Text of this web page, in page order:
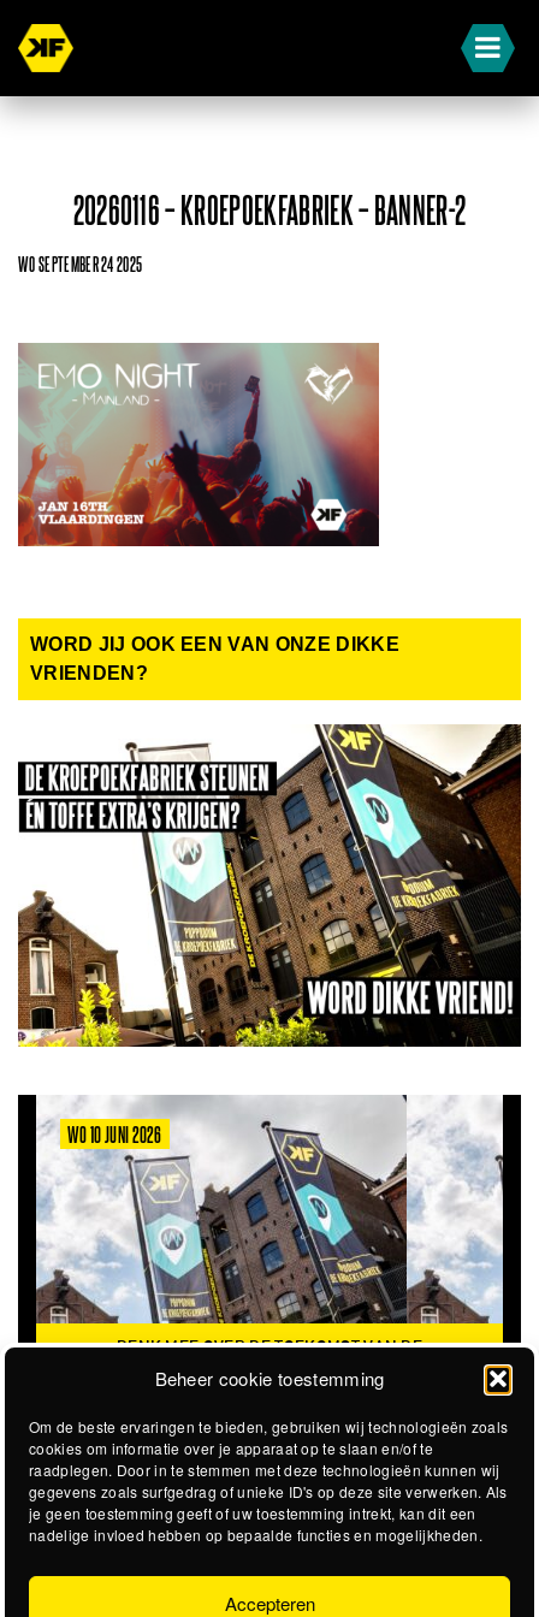
Beheer cookie toestemming
Om de beste ervaringen te bieden, gebruiken wij technologieën zoals
cookies om informatie over je apparaat op te slaan en/of te
raadplegen. Door in te stemmen met deze technologieën kunnen wij
gegevens zoals surfgedrag of unieke ID's op deze site verwerken. Als
je geen toestemming geeft of uw toestemming intrekt, kan dit een
nadelige invloed hebben op bepaalde functies en mogelijkheden.
Accepteren
20260116 – KROEPOEKFABRIEK – BANNER-2
WO SEPTEMBER 24 2025
WORD JIJ OOK EEN VAN ONZE DIKKE
VRIENDEN?
WO 10 JUNI 2026
DENK MEE OVER DE TOEKOMST VAN DE
KROEPOEKFABRIEK